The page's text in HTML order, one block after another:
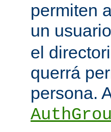
permiten
un
el
querrá
persona.